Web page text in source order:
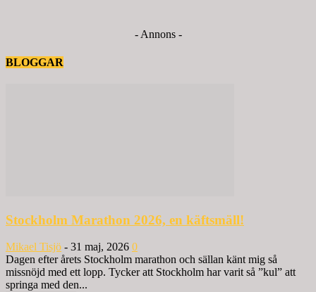
- Annons -
BLOGGAR
Stockholm Marathon 2026, en käftsmäll!
Mikael Tisjö - 31 maj, 2026 0
Dagen efter årets Stockholm marathon och sällan känt mig så
missnöjd med ett lopp. Tycker att Stockholm har varit så ”kul” att
springa med den...